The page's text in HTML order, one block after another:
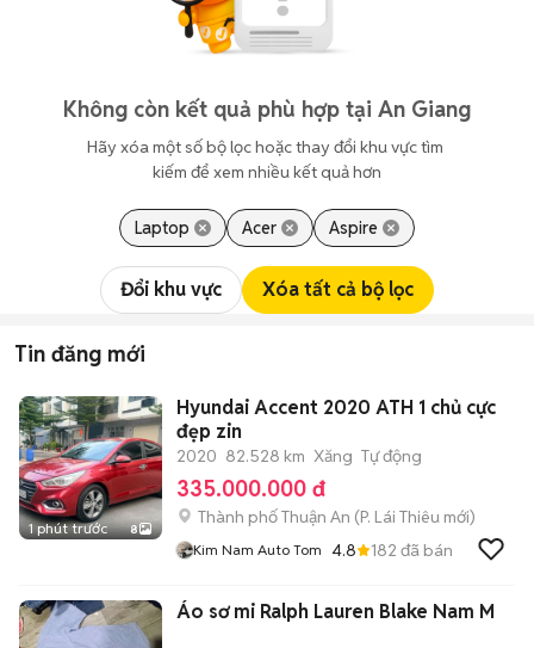
Không còn kết quả phù hợp tại An Giang
Hãy xóa một số bộ lọc hoặc thay đổi khu vực tìm
kiếm để xem nhiều kết quả hơn
Laptop Acer Aspire
Đổi khu vực Xóa tất cả bộ lọc
Tin đăng mới
1 phút trước 8
Hyundai Accent 2020 ATH 1 chủ cực
đẹp zin
2020 82.528 km Xăng Tự động
335.000.000 đ
Thành phố Thuận An (P. Lái Thiêu mới)
Kim Nam Auto Tom 4.8 182 đã bán
Áo sơ mi Ralph Lauren Blake Nam M